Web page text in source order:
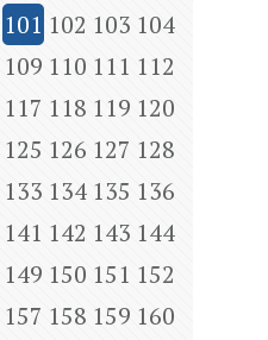
101 102 103 104
109 110 111 112
117 118 119 120
125 126 127 128
133 134 135 136
141 142 143 144
149 150 151 152
157 158 159 160